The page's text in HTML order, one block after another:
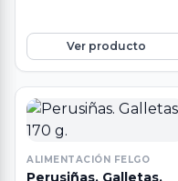
Ver producto
ALIMENTACIÓN FELGO
Perusiñas. Galletas.